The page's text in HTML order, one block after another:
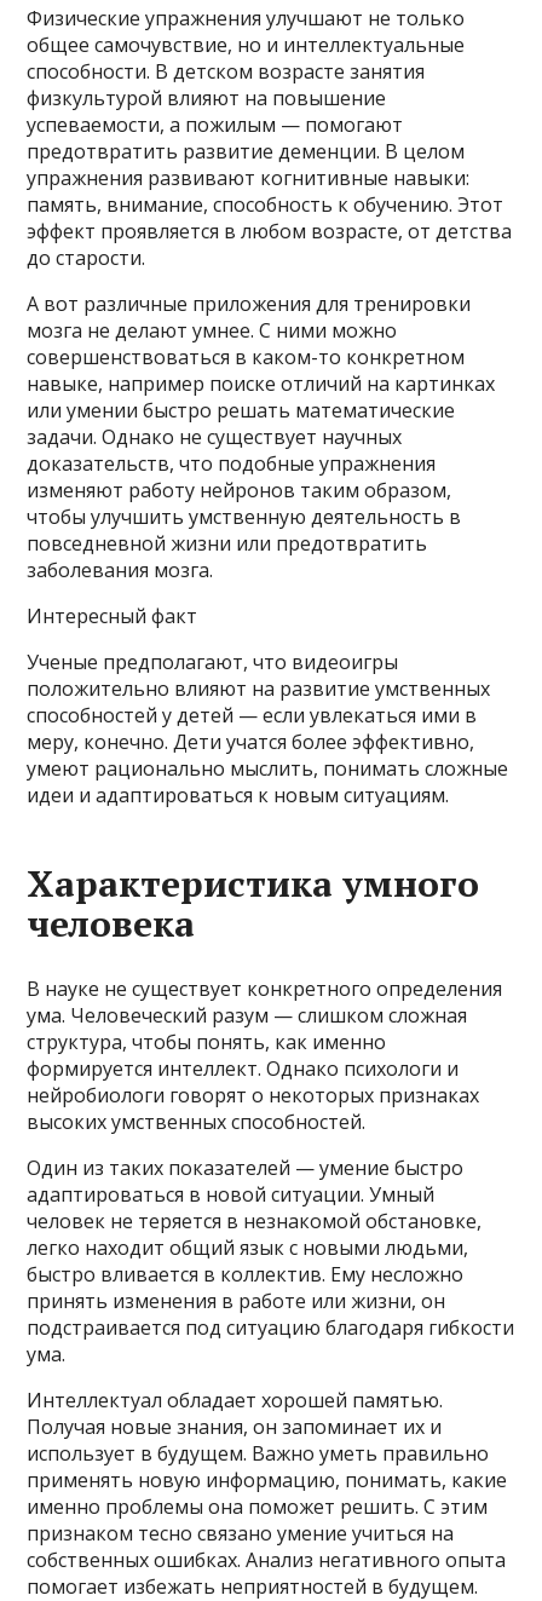
Физические упражнения улучшают не только
общее самочувствие, но и интеллектуальные
способности. В детском возрасте занятия
физкультурой влияют на повышение
успеваемости, а пожилым — помогают
предотвратить развитие деменции. В целом
упражнения развивают когнитивные навыки:
память, внимание, способность к обучению. Этот
эффект проявляется в любом возрасте, от детства
до старости.
А вот различные приложения для тренировки
мозга не делают умнее. С ними можно
совершенствоваться в каком-то конкретном
навыке, например поиске отличий на картинках
или умении быстро решать математические
задачи. Однако не существует научных
доказательств, что подобные упражнения
изменяют работу нейронов таким образом,
чтобы улучшить умственную деятельность в
повседневной жизни или предотвратить
заболевания мозга.
Интересный факт
Ученые предполагают, что видеоигры
положительно влияют на развитие умственных
способностей у детей — если увлекаться ими в
меру, конечно. Дети учатся более эффективно,
умеют рационально мыслить, понимать сложные
идеи и адаптироваться к новым ситуациям.
Характеристика умного
человека
В науке не существует конкретного определения
ума. Человеческий разум — слишком сложная
структура, чтобы понять, как именно
формируется интеллект. Однако психологи и
нейробиологи говорят о некоторых признаках
высоких умственных способностей.
Один из таких показателей — умение быстро
адаптироваться в новой ситуации. Умный
человек не теряется в незнакомой обстановке,
легко находит общий язык с новыми людьми,
быстро вливается в коллектив. Ему несложно
принять изменения в работе или жизни, он
подстраивается под ситуацию благодаря гибкости
ума.
Интеллектуал обладает хорошей памятью.
Получая новые знания, он запоминает их и
использует в будущем. Важно уметь правильно
применять новую информацию, понимать, какие
именно проблемы она поможет решить. С этим
признаком тесно связано умение учиться на
собственных ошибках. Анализ негативного опыта
помогает избежать неприятностей в будущем.